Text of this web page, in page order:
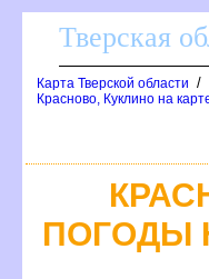
Тверская
Карта Тверской области /
Красново, Куклино на
ПОГОДЫ